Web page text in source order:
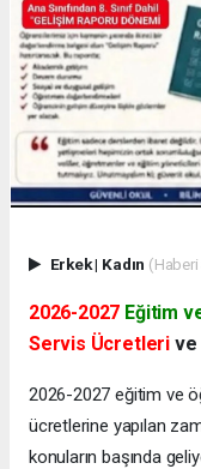
Erkek| Kadın
2026-2027 Eğitim
Servis Ücretleri ve
2026-2027 eğitim ve
ücretlerine yapılan
konuların başında